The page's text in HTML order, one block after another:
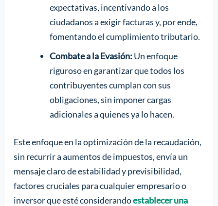
expectativas, incentivando a los
ciudadanos a exigir facturas y, por ende,
fomentando el cumplimiento tributario.
Combate a la Evasión: Un enfoque
riguroso en garantizar que todos los
contribuyentes cumplan con sus
obligaciones, sin imponer cargas
adicionales a quienes ya lo hacen.
Este enfoque en la optimización de la recaudación,
sin recurrir a aumentos de impuestos, envía un
mensaje claro de estabilidad y previsibilidad,
factores cruciales para cualquier empresario o
inversor que esté considerandoestablecer una